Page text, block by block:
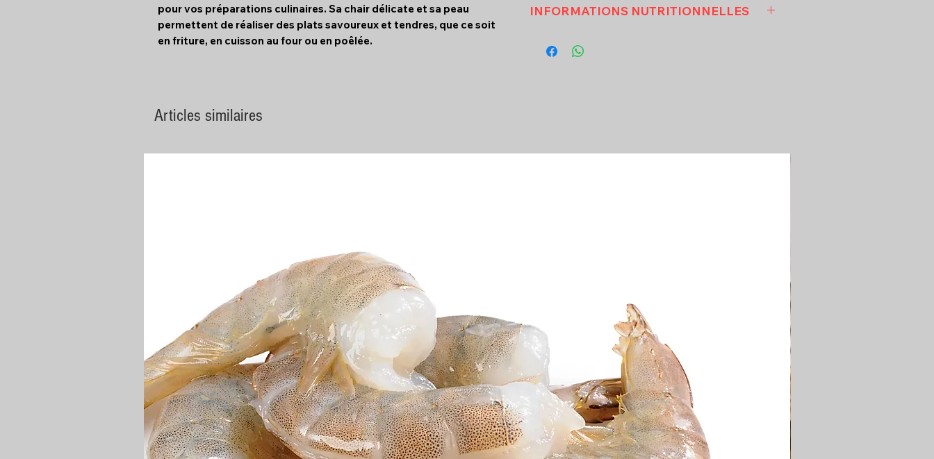
pour vos préparations culinaires. Sa chair délicate et sa peau
permettent de réaliser des plats savoureux et tendres, que ce soit
en friture, en cuisson au four ou en poêlée.
INFORMATIONS NUTRITIONNELLES
MOYENNES ( pour 100G ) :
Articles similaires